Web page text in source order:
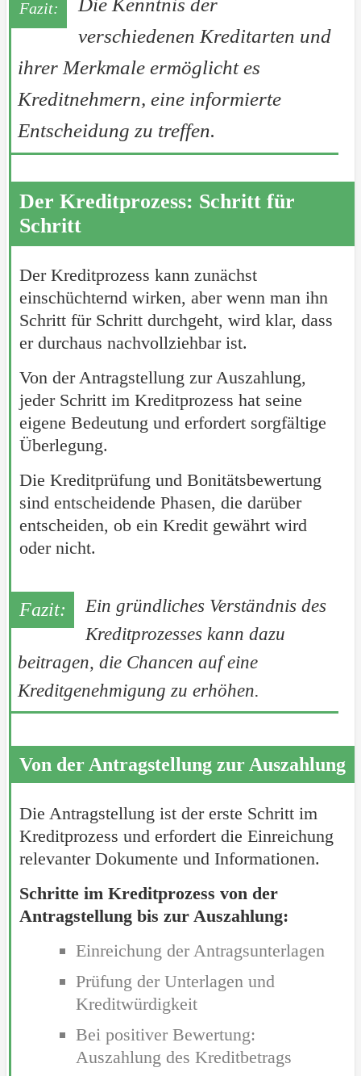
Die Kenntnis der
verschiedenen Kreditarten und
ihrer Merkmale ermöglicht es
Kreditnehmern, eine informierte
Entscheidung zu treffen.
Der Kreditprozess: Schritt für
Schritt
Der Kreditprozess kann zunächst
einschüchternd wirken, aber wenn man ihn
Schritt für Schritt durchgeht, wird klar, dass
er durchaus nachvollziehbar ist.
Von der Antragstellung zur Auszahlung,
jeder Schritt im Kreditprozess hat seine
eigene Bedeutung und erfordert sorgfältige
Überlegung.
Die Kreditprüfung und Bonitätsbewertung
sind entscheidende Phasen, die darüber
entscheiden, ob ein Kredit gewährt wird
oder nicht.
Ein gründliches Verständnis des
Kreditprozesses kann dazu
beitragen, die Chancen auf eine
Kreditgenehmigung zu erhöhen.
Von der Antragstellung zur Auszahlung
Die Antragstellung ist der erste Schritt im
Kreditprozess und erfordert die Einreichung
relevanter Dokumente und Informationen.
Schritte im Kreditprozess von der
Antragstellung bis zur Auszahlung:
Einreichung der Antragsunterlagen
Prüfung der Unterlagen und
Kreditwürdigkeit
Bei positiver Bewertung:
Auszahlung des Kreditbetrags